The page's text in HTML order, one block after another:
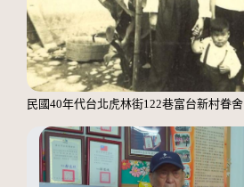
民國40年代台北虎林街122巷富台新村眷舍